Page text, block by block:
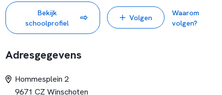
praktijkonderwijs en isk. Er zijn in totaal 2100 leerlingen.
Dit is de vestiging Hommesplein-Bovenburen. Vanaf 1
vestigingPontis Winschoten!
je nu een vmbo-, havo- of vwo-advies hebt, bij ons vind je je
Bekijk
schoolprofiel
Volgen
Waarom
volgen?
Adresgegevens
Hommesplein 2
9671 CZ Winschoten